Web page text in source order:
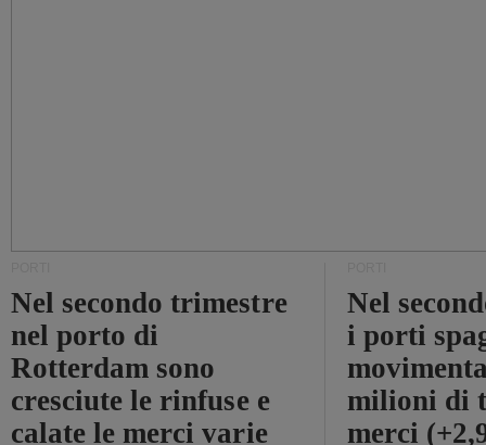
Nel secondo trimestre
nel porto di
Rotterdam sono
cresciute le rinfuse e
calate le merci varie
Nel
i porti
milioni di
merci